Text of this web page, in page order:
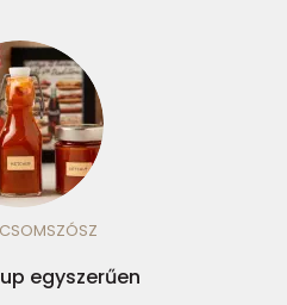
egyszerűen